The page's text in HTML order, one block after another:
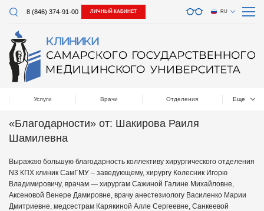
8 (846) 374-91-00 ЛИЧНЫЙ КАБИНЕТ RU
Услуги Врачи Отделения Еще
«Благодарности» от: Шакирова Раиля
Шамилевна
Выражаю большую благодарность коллективу хирургического отделения
N3 КПХ клиник СамГМУ – заведующему, хирургу Колесник Игорю
Владимировичу, врачам — хирургам Сажиной Галине Михайловне,
Аксеновой Венере Дамировне, врачу анестезиологу Василенко Марии
Дмитриевне, медсестрам Карякиной Алле Сергеевне, Санкеевой